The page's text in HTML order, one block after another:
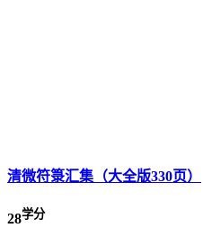
清微符箓汇集（大全版330页）
28学分